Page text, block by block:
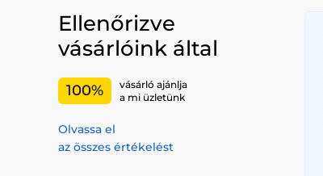
Ellenőrizve
vásárlóink által
100%
vásárló ajánlja
a mi üzletünk
Olvassa el
az összes értékelést